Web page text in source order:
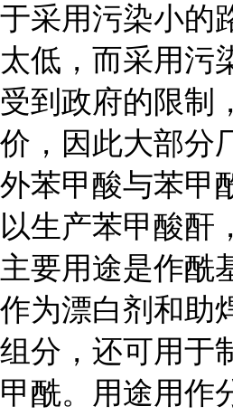
于采用污染小的
太低，而采用污
受到政府的限制
价，因此大部分
外苯甲酸与苯甲
以生产苯甲酸酐
主要用途是作酰
作为漂白剂和助
组分，还可用于
甲酰。用途用作